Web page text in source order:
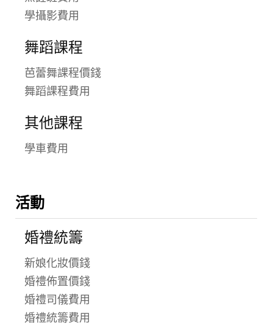
學攝影費用
舞蹈課程
芭蕾舞課程價錢
舞蹈課程費用
其他課程
學車費用
活動
婚禮統籌
新娘化妝價錢
婚禮佈置價錢
婚禮司儀費用
婚禮統籌費用